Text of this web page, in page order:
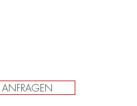
ANFRAGEN